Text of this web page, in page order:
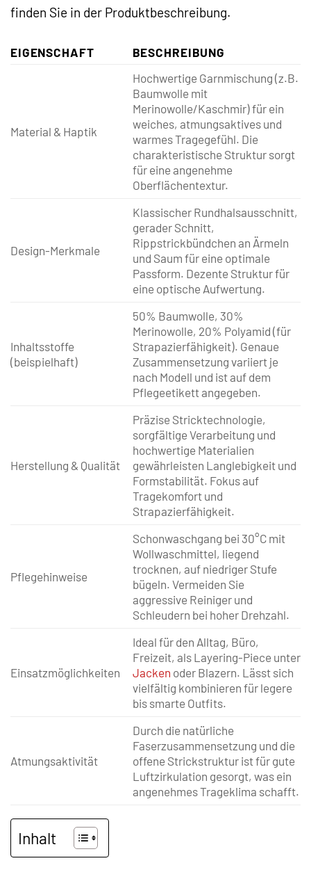
finden Sie in der Produktbeschreibung.
EIGENSCHAFT BESCHREIBUNG
Material & Haptik
Hochwertige Garnmischung (z.B.
Baumwolle mit
Merinowolle/Kaschmir) für ein
weiches, atmungsaktives und
warmes Tragegefühl. Die
charakteristische Struktur sorgt
für eine angenehme
Oberflächentextur.
Design-Merkmale
Klassischer Rundhalsausschnitt,
gerader Schnitt,
Rippstrickbündchen an Ärmeln
und Saum für eine optimale
Passform. Dezente Struktur für
eine optische Aufwertung.
Inhaltsstoffe
(beispielhaft)
50% Baumwolle, 30%
Merinowolle, 20% Polyamid (für
Strapazierfähigkeit). Genaue
Zusammensetzung variiert je
nach Modell und ist auf dem
Pflegeetikett angegeben.
Herstellung & Qualität
Präzise Stricktechnologie,
sorgfältige Verarbeitung und
hochwertige Materialien
gewährleisten Langlebigkeit und
Formstabilität. Fokus auf
Tragekomfort und
Strapazierfähigkeit.
Pflegehinweise
Schonwaschgang bei 30°C mit
Wollwaschmittel, liegend
trocknen, auf niedriger Stufe
bügeln. Vermeiden Sie
aggressive Reiniger und
Schleudern bei hoher Drehzahl.
Einsatzmöglichkeiten
Ideal für den Alltag, Büro,
Freizeit, als Layering-Piece unter
Jacken oder Blazern. Lässt sich
vielfältig kombinieren für legere
bis smarte Outfits.
Atmungsaktivität
Durch die natürliche
Faserzusammensetzung und die
offene Strickstruktur ist für gute
Luftzirkulation gesorgt, was ein
angenehmes Trageklima schafft.
Inhalt